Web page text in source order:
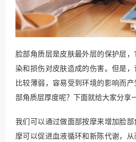
脸部角质层是皮肤最外层的保护层
染和损伤对皮肤造成的伤害。但是
比较薄弱，容易受到环境的影响而
部角质层厚度呢？下面就给大家分享
我们可以通过做面部按摩来增加脸
摩可以促进血液循环和新陈代谢，